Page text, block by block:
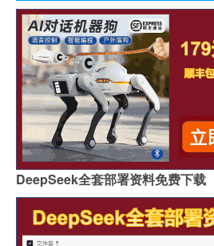
DeepSeek全套部署资料免费下载